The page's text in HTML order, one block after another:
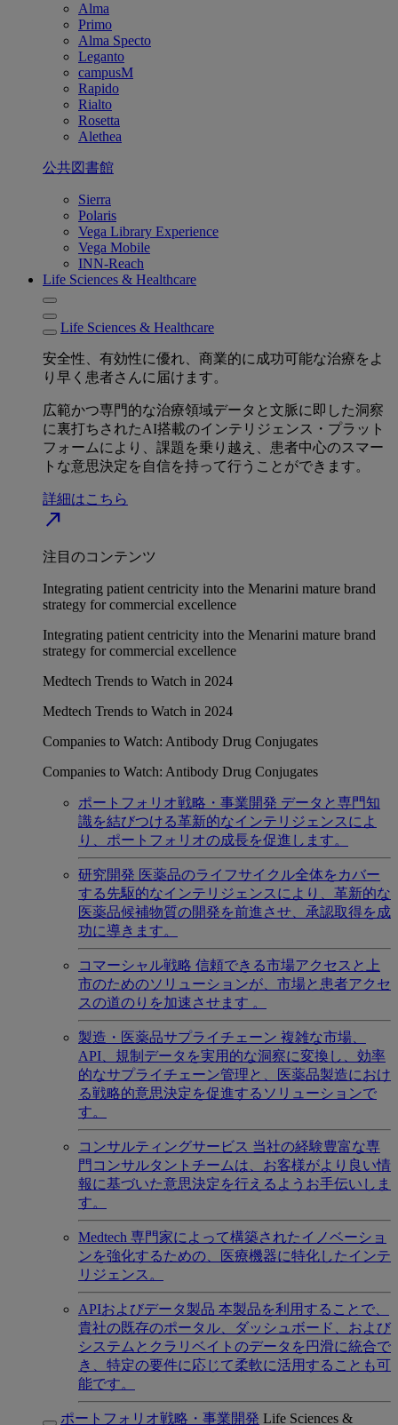
Alma
Primo
Alma Specto
Leganto
campusM
Rapido
Rialto
Rosetta
Alethea
公共図書館
Sierra
Polaris
Vega Library Experience
Vega Mobile
INN-Reach
Life Sciences & Healthcare
Life Sciences & Healthcare
安全性、有効性に優れ、商業的に成功可能な治療をよ
り早く患者さんに届けます。
広範かつ専門的な治療領域データと文脈に即した洞察
に裏打ちされたAI搭載のインテリジェンス・プラット
フォームにより、課題を乗り越え、患者中心のスマー
トな意思決定を自信を持って行うことができます。
詳細はこちら
north_east
注目のコンテンツ
Integrating patient centricity into the Menarini mature brand
strategy for commercial excellence
Integrating patient centricity into the Menarini mature brand
strategy for commercial excellence
Medtech Trends to Watch in 2024
Medtech Trends to Watch in 2024
Companies to Watch: Antibody Drug Conjugates
Companies to Watch: Antibody Drug Conjugates
ポートフォリオ戦略・事業開発 データと専門知
識を結びつける革新的なインテリジェンスによ
り、ポートフォリオの成長を促進します。
研究開発 医薬品のライフサイクル全体をカバー
する先駆的なインテリジェンスにより、革新的な
医薬品候補物質の開発を前進させ、承認取得を成
功に導きます。
コマーシャル戦略 信頼できる市場アクセスと上
市のためのソリューションが、市場と患者アクセ
スの道のりを加速させます 。
製造・医薬品サプライチェーン 複雑な市場、
API、規制データを実用的な洞察に変換し、効率
的なサプライチェーン管理と、医薬品製造におけ
る戦略的意思決定を促進するソリューションで
す。
コンサルティングサービス 当社の経験豊富な専
門コンサルタントチームは、お客様がより良い情
報に基づいた意思決定を行えるようお手伝いしま
す。
Medtech 専門家によって構築されたイノベーショ
ンを強化するための、医療機器に特化したインテ
リジェンス。
APIおよびデータ製品 本製品を利用することで、
貴社の既存のポータル、ダッシュボード、および
システムとクラリベイトのデータを円滑に統合で
き、特定の要件に応じて柔軟に活用することも可
能です。
ポートフォリオ戦略・事業開発 Life Sciences &